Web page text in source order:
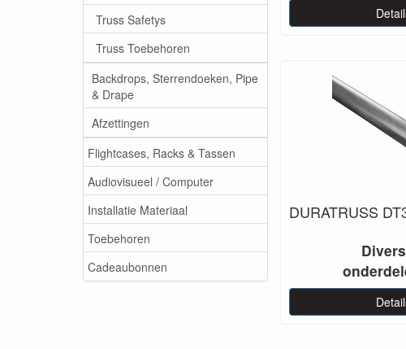
Truss Safetys
Truss Toebehoren
Backdrops, Sterrendoeken, Pipe
& Drape
Afzettingen
Flightcases, Racks & Tassen
Audiovisueel / Computer
Installatie Materiaal
Toebehoren
Cadeaubonnen
DURATRUSS